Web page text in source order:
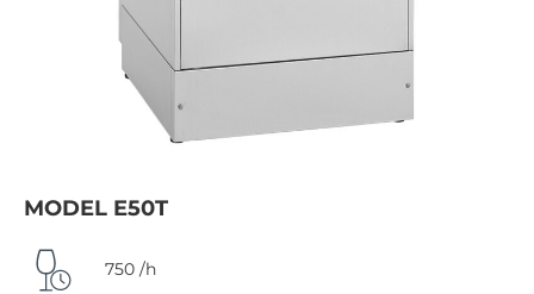
MODEL E50T
750 /h